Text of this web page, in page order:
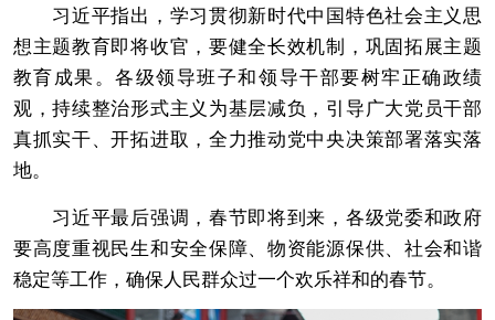
习近平指出，学习贯彻新时代中国特色社会主义思
想主题教育即将收官，要健全长效机制，巩固拓展主题
教育成果。各级领导班子和领导干部要树牢正确政绩
观，持续整治形式主义为基层减负，引导广大党员干部
真抓实干、开拓进取，全力推动党中央决策部署落实落
地。
习近平最后强调，春节即将到来，各级党委和政府
要高度重视民生和安全保障、物资能源保供、社会和谐
稳定等工作，确保人民群众过一个欢乐祥和的春节。